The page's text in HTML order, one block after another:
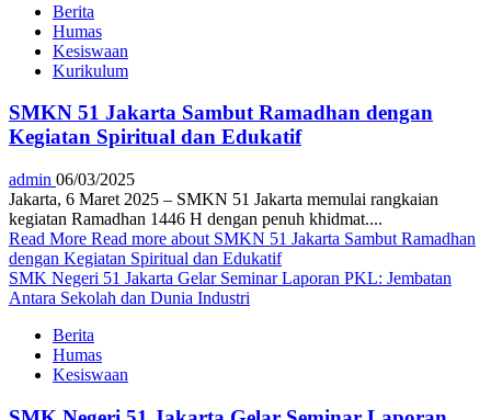
Berita
Humas
Kesiswaan
Kurikulum
SMKN 51 Jakarta Sambut Ramadhan dengan
Kegiatan Spiritual dan Edukatif
admin 06/03/2025
Jakarta, 6 Maret 2025 – SMKN 51 Jakarta memulai rangkaian
kegiatan Ramadhan 1446 H dengan penuh khidmat....
Read More Read more about SMKN 51 Jakarta Sambut Ramadhan
dengan Kegiatan Spiritual dan Edukatif
SMK Negeri 51 Jakarta Gelar Seminar Laporan PKL: Jembatan
Antara Sekolah dan Dunia Industri
Berita
Humas
Kesiswaan